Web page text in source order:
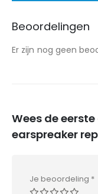
Beoordelingen
Er zijn nog geen
Wees de
earspreaker
Je beoordeling *